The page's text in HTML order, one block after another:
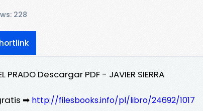
228
PRADO Descargar PDF - JAVIER SIERRA
➡ http://filesbooks.info/pl/libro/24692/1017